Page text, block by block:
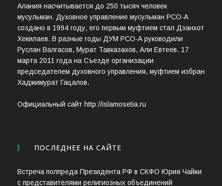
Алания насчитывается до 250 тысяч человек
мусульман. Духовное управление мусульман РСО-А
создано в 1994 году, его первым муфтием стал Дзанхот
Хекилаев. В разные годы ДУМ РСО-А руководили
Руслан Валгасов, Мурат Тавказахов, Али Евтеев. 17
марта 2011 года на Съезде организации
председателем духовного управления, муфтием избран
Хаджимурат Гацалов.
Официальный сайт http://islamosetia.ru
ПОСЛЕДНЕЕ НА САЙТЕ
Встреча полпреда Президента РФ в СКФО Юрия Чайки
с представителями религиозных объединений